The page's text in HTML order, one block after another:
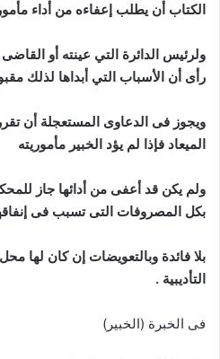
الكتاب أن يطلب إعفاءه من أداء
ولرئيس الدائرة التي عينته أو القاضى
رأى أن الأسباب التي أبداها لذلك
ويجوز فى الدعاوى المستعجلة أن
الميعاد فإذا لم يؤد الخبير مأموريته
ولم يكن قد أعفى من أدائها جاز
بكل المصروفات التى تسبب فى
بلا فائدة وبالتعويضات إن كان لها
التأديبية .
فى الخبرة (الخبير)